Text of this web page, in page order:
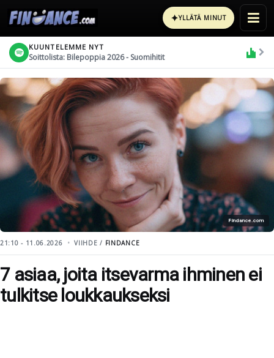
✦YLLÄTÄ MINUT
KUUNTELEMME NYT
Soittolista: Bilepoppia 2026 - Suomihitit
Findance.com
21:10 - 11.06.2026 VIIHDE / FINDANCE
7 asiaa, joita itsevarma ihminen ei
tulkitse loukkaukseksi